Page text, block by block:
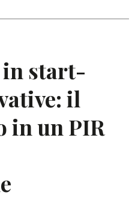
start-
il
in un PIR